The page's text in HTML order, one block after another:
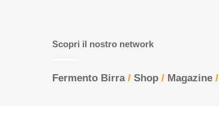
Scopri il nostro network
Fermento Birra/ Shop / Magazine /